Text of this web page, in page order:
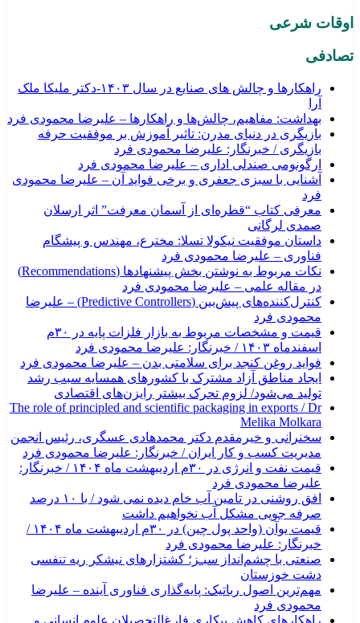
اوقات شرعی
تصادفی
راهکارها و چالش های صنایع در سال ۱۴۰۳-دکتر ملیکا ملک
آرا
بهداشت: مفاهیم، چالش‌ها و راهکارها – علیرضا محمودی فرد
بازیگری در دنیای مدرن: تاثیر آموزش بر موفقیت حرفه
بازیگری / خبرنگار: علیرضا محمودی فرد
ارگونومی صندلی اداری – علیرضا محمودی فرد
آشنایی با سبزی جعفری و برخی فواید آن – علیرضا محمودی
فرد
معرفی کتاب “قطره‌ای از آسمان معرفت” اثر ارسلان
صمدی لرگانی
داستان موفقیت نیکولا تسلا: مخترع، مهندس و پیشگام
فناوری – علیرضا محمودی فرد
نکات مربوط به نوشتن بخش پیشنهادها (Recommendations)
در مقاله علمی – علیرضا محمودی فرد
کنترل‌کننده‌های پیش‌بین (Predictive Controllers) – علیرضا
محمودی فرد
قیمت و مشخصات مربوط به بازار فلزات پایه در ۳۰م
اسفندماه ۱۴۰۳ / خبرنگار: علیرضا محمودی فرد
فواید روغن کنجد برای سلامتی بدن – علیرضا محمودی فرد
ایجاد مناطق آزاد مشترک با کشورهای همسایه سبب رشد
تولید می‌شود/ لزوم تحرک بیشتر رایزن‌های اقتصادی
The role of principled and scientific packaging in exports / Dr
Melika Molkara
سخنرانی و خیرمقدم دکتر محمدهادی عسگری، رئیس انجمن
مدیریت کسب و کار ایران / خبرنگار: علیرضا محمودی فرد
قیمت نفت و انرژی در ۳۰م اردیبهشت ماه ۱۴۰۴ / خبرنگار:
علیرضا محمودی فرد
افق روشنی در تامین آب خام دیده نمی شود / با ۱۰ درصد
صرفه جویی مشکل آب نخواهیم داشت
قیمت یوآن (واحد پول چین) در ۳۰م اردیبهشت ماه ۱۴۰۴ /
خبرنگار: علیرضا محمودی فرد
صنعتی با چشم‌انداز سبـز؛ کشتزارهای نیشکر ریه تنفسی
دشت خوزستان
مهم‌ترین اصول رباتیک: پایه‌گذاری فناوری آینده – علیرضا
محمودی فرد
راهکارهای کاهش بیکاری فارغ‌التحصیلان علوم انسانی و